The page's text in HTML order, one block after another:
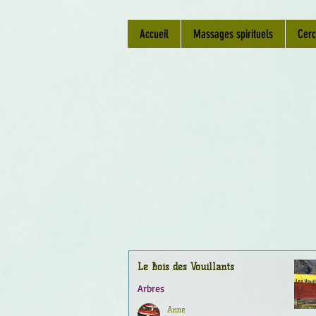
Accueil Massages spirituels
Le Bois des Vouillants
Arbres
Anne